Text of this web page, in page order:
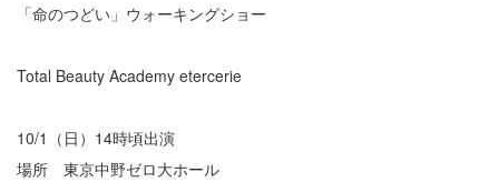
「命のつどい」ウォーキングショー
Total Beauty Academy etercerie
10/1（日）14時頃出演
場所 東京中野ゼロ大ホール